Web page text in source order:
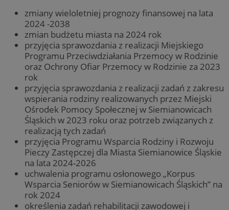
zmiany wieloletniej prognozy finansowej na lata
2024 -2038
zmian budżetu miasta na 2024 rok
przyjęcia sprawozdania z realizacji Miejskiego
Programu Przeciwdziałania Przemocy w Rodzinie
oraz Ochrony Ofiar Przemocy w Rodzinie za 2023
rok
przyjęcia sprawozdania z realizacji zadań z zakresu
wspierania rodziny realizowanych przez Miejski
Ośrodek Pomocy Społecznej w Siemianowicach
Śląskich w 2023 roku oraz potrzeb związanych z
realizacją tych zadań
przyjęcia Programu Wsparcia Rodziny i Rozwoju
Pieczy Zastępczej dla Miasta Siemianowice Śląskie
na lata 2024-2026
uchwalenia programu osłonowego „Korpus
Wsparcia Seniorów w Siemianowicach Śląskich” na
rok 2024
określenia zadań rehabilitacji zawodowej i